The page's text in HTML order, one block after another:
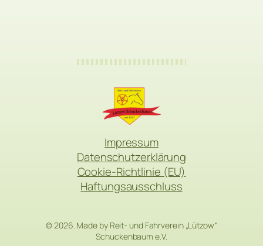
Impressum
Datenschutzerklärung
Cookie-Richtlinie (EU)
Haftungsausschluss
© 2026. Made by Reit- und Fahrverein „Lützow“
Schuckenbaum e.V.